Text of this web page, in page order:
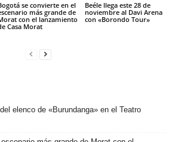
se convierte en el
más grande de
con el lanzamiento
Casa Morat
Beéle llega este 28 de
noviembre al Davi Arena
con «Borondo Tour»
elenco de «Burundanga» en el Teatro